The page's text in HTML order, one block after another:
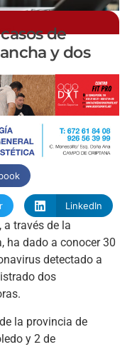
de
y dos
LinkedIn
a través de la
ha dado a conocer 30
detectado a
dos
la provincia de
y 2 de